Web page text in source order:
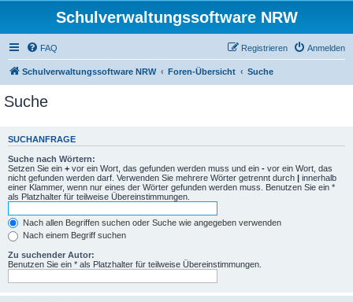
Schulverwaltungssoftware NRW
FAQ Anmelden
Registrieren
Schulverwaltungssoftware NRW Foren-Übersicht Suche
Suche
SUCHANFRAGE
Suche nach Wörtern:
Setzen Sie ein + vor ein Wort, das gefunden werden muss und ein - vor ein Wort, das
nicht gefunden werden darf. Verwenden Sie mehrere Wörter getrennt durch | innerhalb
einer Klammer, wenn nur eines der Wörter gefunden werden muss. Benutzen Sie ein *
als Platzhalter für teilweise Übereinstimmungen.
Nach allen Begriffen suchen oder Suche wie angegeben verwenden
Nach einem Begriff suchen
Zu suchender Autor:
Benutzen Sie ein * als Platzhalter für teilweise Übereinstimmungen.